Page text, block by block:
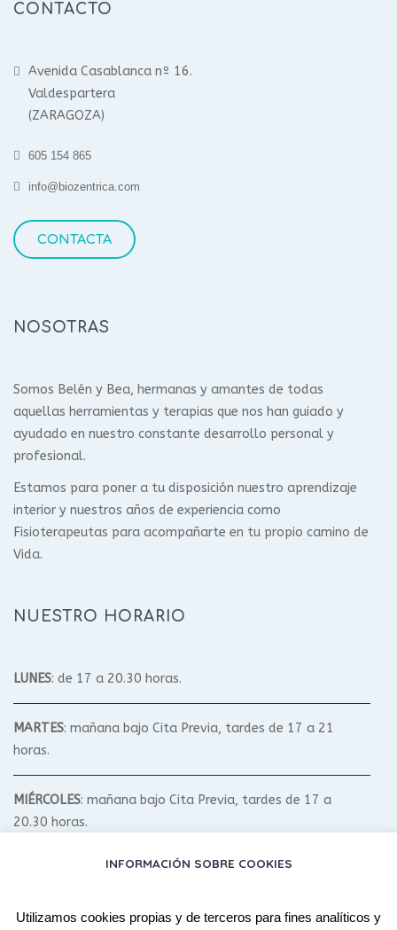
CONTACTO
Avenida Casablanca nº 16.
Valdespartera
(ZARAGOZA)
605 154 865
info@biozentrica.com
CONTACTA
NOSOTRAS
Somos Belén y Bea, hermanas y amantes de todas
aquellas herramientas y terapias que nos han guiado y
ayudado en nuestro constante desarrollo personal y
profesional.
Estamos para poner a tu disposición nuestro aprendizaje
interior y nuestros años de experiencia como
Fisioterapeutas para acompañarte en tu propio camino de
Vida.
NUESTRO HORARIO
LUNES: de 17 a 20.30 horas.
MARTES: mañana bajo Cita Previa, tardes de 17 a 21
horas.
MIÉRCOLES: mañana bajo Cita Previa, tardes de 17 a
20.30 horas.
: mañana bajo Cita Previa, tardes de 17 a 20.30
INFORMACIÓN SOBRE COOKIES
Utilizamos cookies propias y de terceros para fines analíticos y